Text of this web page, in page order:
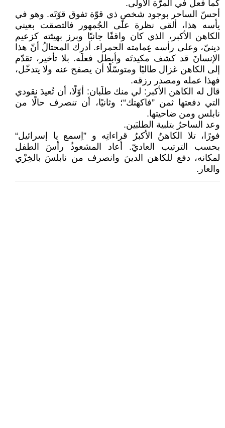
كما فعل في المرّة الأولى.
أحسّ الساحر بوجود شخصٍ ذي قوّة تفوق قوّتَه. وهو في
يأسه هذا، ألقى نظرة على الجُمهور فالتصقت بعيني
الكاهن الأكبر، الذي كان واقفًا جانبًا وبرز بهيئته كزعيم
دينيّ، وعلى رأسه عِمامته الحمراء. أدرك المحتالُ أنّ هذا
الإنسانَ قد كشف مكيدتَه وأبطل فعلَه. بلا تأخير، تقدّم
إلى الكاهن غزال طالبًا ومتوسّلًا أن يصفح عنه ولا يتدخّل،
فهذا عمله ومصدر رزقه.
قال له الكاهن الأكبر: لي منك طلَبان: أوّلًا، أن تُعيدَ نقودي
التي دفعتها ثمن ”فاكهتك“؛ وثانيًا، أن تنصرف حالًا من
نابلس ومن ضاحيتها.
وعد الساحرُ بتلبية الطلبَين.
فورًا، تلا الكاهنُ الأكبرُ قراءاتِه و ”اِسمع يا إسرائيل“
بحسب الترتيب العاديّ. أعاد المشعوذُ رأسَ الطفل
لمكانه، دفع للكاهن الدينَ وانصرف من نابلسَ بالخِزْي
والعار.